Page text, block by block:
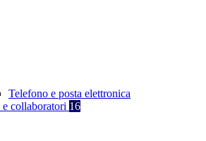
Telefono e posta elettronica
collaboratori 16